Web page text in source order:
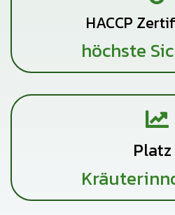
HACCP
höchste
Platz